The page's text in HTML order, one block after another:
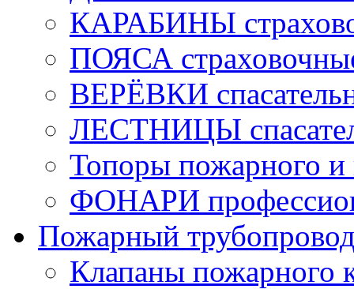
КАРАБИНЫ
ПОЯСА
ВЕРЁВКИ
ЛЕСТНИЦЫ
Топоры пожарного и
ФОНАРИ
Пожарный
Клапаны пожарного